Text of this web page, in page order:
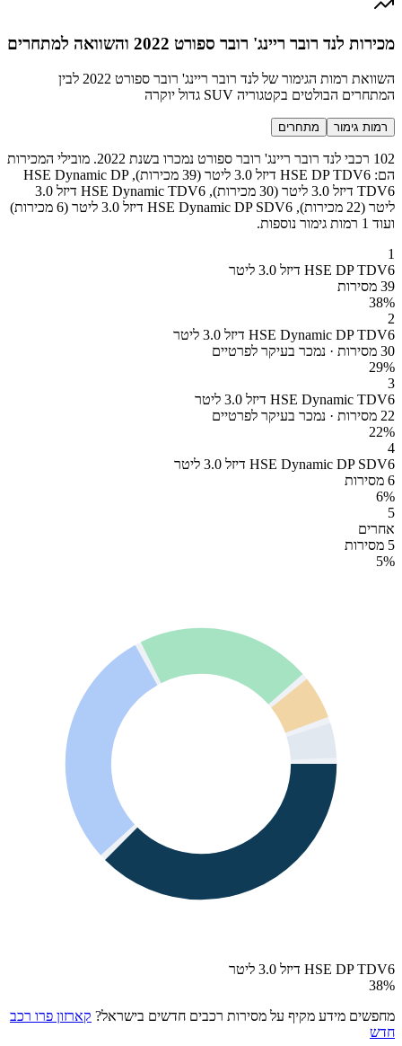
מכירות לנד רובר ריינג' רובר ספורט 2022 והשוואה למתחרים
השוואת רמות הגימור של לנד רובר ריינג' רובר ספורט 2022 לבין
המתחרים הבולטים בקטגוריה SUV גדול יוקרה
רמות גימור מתחרים
102 רכבי לנד רובר ריינג' רובר ספורט נמכרו בשנת 2022. מובילי המכירות
הם: HSE DP TDV6 דיזל 3.0 ליטר (39 מכירות), HSE Dynamic DP
TDV6 דיזל 3.0 ליטר (30 מכירות), HSE Dynamic TDV6 דיזל 3.0
ליטר (22 מכירות), HSE Dynamic DP SDV6 דיזל 3.0 ליטר (6 מכירות)
ועוד 1 רמות גימור נוספות.
1
HSE DP TDV6 דיזל 3.0 ליטר
39 מסירות
38%
2
HSE Dynamic DP TDV6 דיזל 3.0 ליטר
30 מסירות · נמכר בעיקר לפרטיים
29%
3
HSE Dynamic TDV6 דיזל 3.0 ליטר
22 מסירות · נמכר בעיקר לפרטיים
22%
4
HSE Dynamic DP SDV6 דיזל 3.0 ליטר
6 מסירות
6%
5
אחרים
5 מסירות
5%
HSE DP TDV6 דיזל 3.0 ליטר
38%
מחפשים מידע מקיף על מסירות רכבים חדשים בישראל? קארזון פרו רכב
חדש